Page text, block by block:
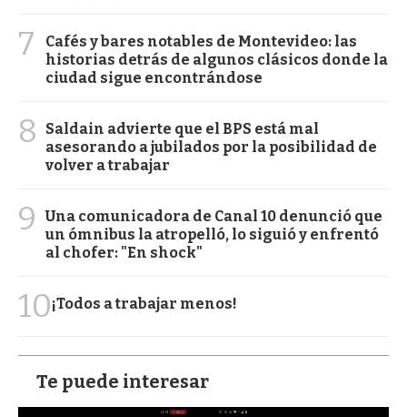
7
Cafés y bares notables de Montevideo: las
historias detrás de algunos clásicos donde la
ciudad sigue encontrándose
8
Saldain advierte que el BPS está mal
asesorando a jubilados por la posibilidad de
volver a trabajar
9
Una comunicadora de Canal 10 denunció que
un ómnibus la atropelló, lo siguió y enfrentó
al chofer: "En shock"
10¡Todos a trabajar menos!
Te puede interesar